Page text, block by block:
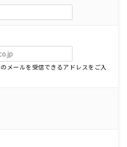
メールを受信できるアドレスをご入